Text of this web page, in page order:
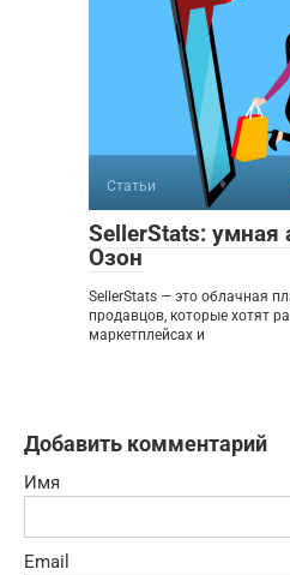
Статьи
SellerStats: умная
Озон
SellerStats — это облачная
продавцов, которые хотят
маркетплейсах и
Добавить комментарий
Имя
Email